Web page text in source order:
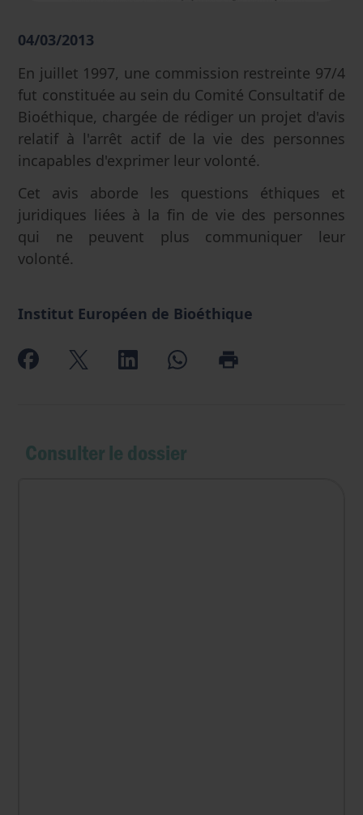
04/03/2013
En juillet 1997, une commission restreinte 97/4
fut constituée au sein du Comité Consultatif de
Bioéthique, chargée de rédiger un projet d'avis
relatif à l'arrêt actif de la vie des personnes
incapables d'exprimer leur volonté.
Cet avis aborde les questions éthiques et
juridiques liées à la fin de vie des personnes
qui ne peuvent plus communiquer leur
volonté.
Institut Européen de Bioéthique
Consulter le dossier